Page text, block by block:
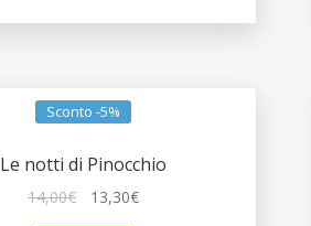
Sconto -5%
Le notti di Pinocchio
14,00€ 13,30€Il